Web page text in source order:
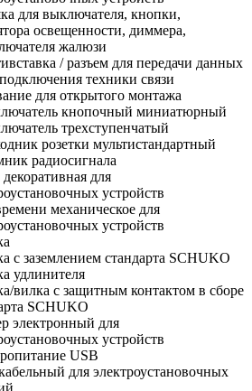
для выключателя, кнопки,
освещенности, диммера,
жалюзи
/ разъем для передачи данных
техники связи
для открытого монтажа
кнопочный миниатюрный
трехступенчатый
розетки мультистандартный
радиосигнала
для
устройств
механическое для
устройств
с заземлением стандарта SCHUKO
удлинителя
вилка с защитным контактом в сборе
SCHUKO
электронный для
устройств
USB
для электроустановочных